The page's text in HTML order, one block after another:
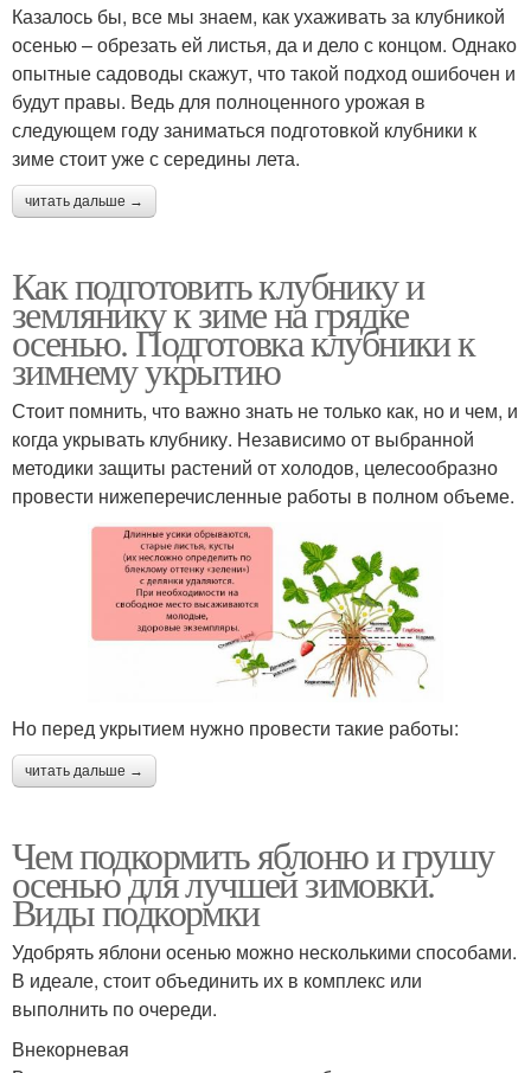
Казалось бы, все мы знаем, как ухаживать за клубникой
осенью – обрезать ей листья, да и дело с концом. Однако
опытные садоводы скажут, что такой подход ошибочен и
будут правы. Ведь для полноценного урожая в
следующем году заниматься подготовкой клубники к
зиме стоит уже с середины лета.
читать дальше →
Как подготовить клубнику и
землянику к зиме на грядке
осенью. Подготовка клубники к
зимнему укрытию
Стоит помнить, что важно знать не только как, но и чем, и
когда укрывать клубнику. Независимо от выбранной
методики защиты растений от холодов, целесообразно
провести нижеперечисленные работы в полном объеме.
Но перед укрытием нужно провести такие работы:
читать дальше →
Чем подкормить яблоню и грушу
осенью для лучшей зимовки.
Виды подкормки
Удобрять яблони осенью можно несколькими способами.
В идеале, стоит объединить их в комплекс или
выполнить по очереди.
Внекорневая